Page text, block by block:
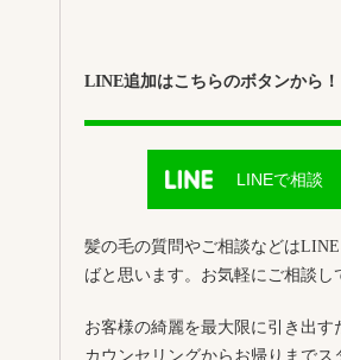
LINE追加はこちらのボタンから！
LINEで相談
髪の毛の質問やご相談などは
ばと思います。お気軽にご相談し
お客様の綺麗を最大限に引き出す
カウンセリングからお帰りまでス